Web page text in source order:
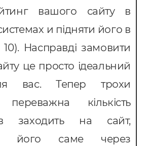
вашого сайту в
и підняти його в
Насправді замовити
це просто ідеальний
вас. Тепер трохи
переважна кількість
заходить на сайт,
його саме через